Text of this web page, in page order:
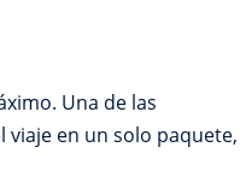
Una de las
en un solo paquete,